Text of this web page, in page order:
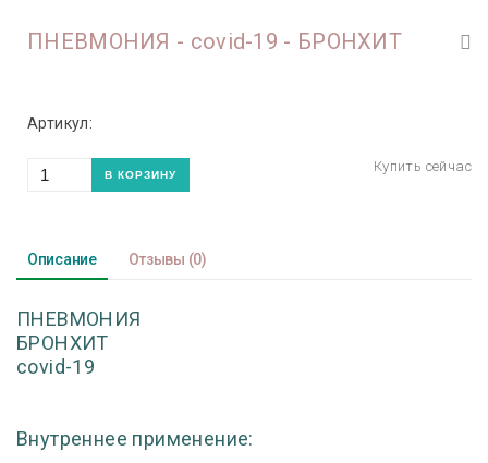
ПНЕВМОНИЯ - covid-19 - БРОНХИТ
Артикул:
Описание Отзывы (0)
ПНЕВМОНИЯ
БРОНХИТ
covid-19
Внутреннее применение: